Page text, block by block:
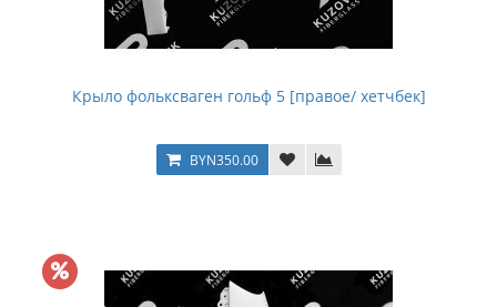
Крыло фольксваген гольф 5 [правое/ хетчбек]
BYN350.00